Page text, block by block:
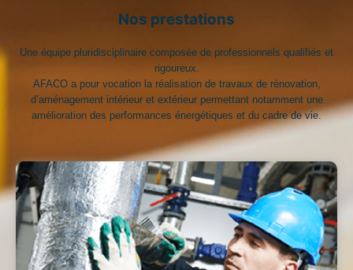
Nos prestations
Une équipe pluridisciplinaire composée de professionnels qualifiés et
rigoureux.
AFACO a pour vocation la réalisation de travaux de rénovation,
d’aménagement intérieur et extérieur permettant notamment une
amélioration des performances énergétiques et du cadre de vie.